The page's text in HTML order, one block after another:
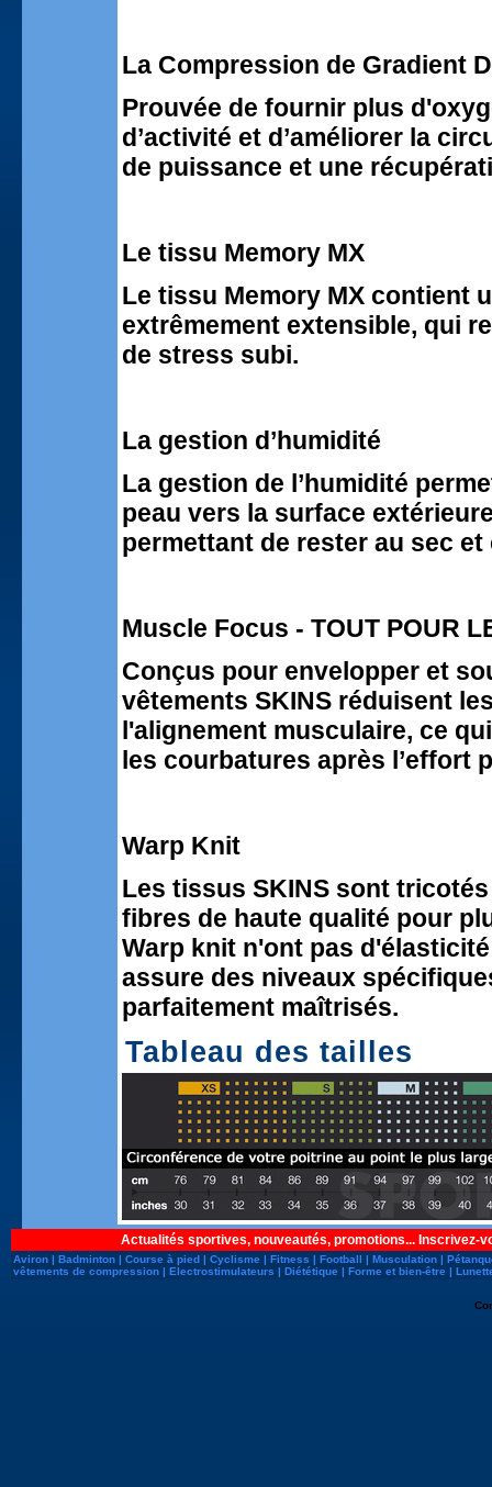
La Compression de Gradient
Prouvée de fournir plus
d’activité et d’améliorer la
de puissance et une
Le tissu Memory MX
Le tissu Memory MX contient
extrêmement extensible, qui
de stress subi.
La gestion d’humidité
La gestion de l’humidité
peau vers la surface
permettant de rester au sec
Muscle Focus - TOUT POUR
Conçus pour envelopper et
vêtements SKINS réduisent
l'alignement musculaire, ce
les courbatures après l’effort
Warp Knit
Les tissus SKINS sont
fibres de haute qualité pour
Warp knit n'ont pas
assure des niveaux
parfaitement maîtrisés.
Tableau des tailles
Actualités sportives, nouveautés, promotions... Inscrivez-
Aviron | Badminton | Course à pied | Cyclisme | Fitness | Football | Musculation |
vêtements de compression | Electrostimulateurs | Diététique | Forme et bien-être |